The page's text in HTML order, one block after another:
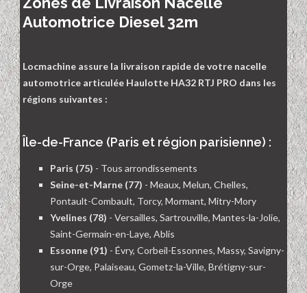
Automotrice Diesel 32m
Locmachine assure la livraison rapide de votre nacelle
automotrice articulée Haulotte HA32 RTJ PRO dans les
régions suivantes :
Île-de-France (Paris et région parisienne) :
Paris (75) - Tous arrondissements
Seine-et-Marne (77) - Meaux, Melun, Chelles,
Pontault-Combault, Torcy, Mormant, Mitry-Mory
Yvelines (78) - Versailles, Sartrouville, Mantes-la-Jolie,
Saint-Germain-en-Laye, Ablis
Essonne (91) - Évry, Corbeil-Essonnes, Massy, Savigny-
sur-Orge, Palaiseau, Gometz-la-Ville, Brétigny-sur-
Orge